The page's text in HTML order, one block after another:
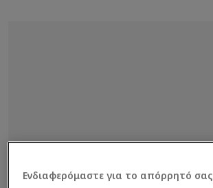
Ενδιαφερόμαστε για το απόρρητό σας